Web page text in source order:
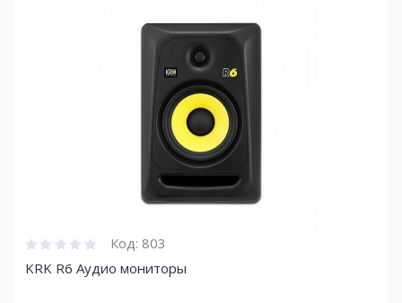
Код: 803
KRK R6 Аудио мониторы